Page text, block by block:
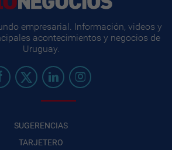
empresarial. Información, videos y
acontecimientos y negocios de
Uruguay.
SUGERENCIAS
TARJETERO